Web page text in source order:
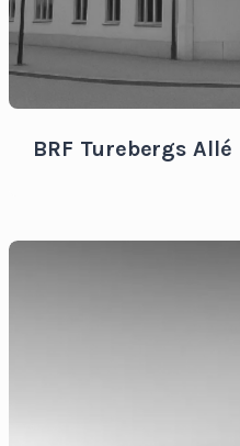
BRF Turebergs Allé